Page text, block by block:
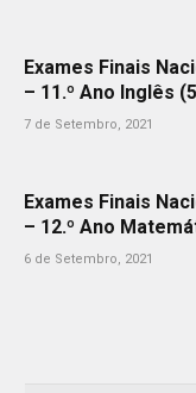
Exames Finais
– 11.º Ano Inglês
7 de Setembro, 2021
Exames Finais
– 12.º Ano
6 de Setembro, 2021